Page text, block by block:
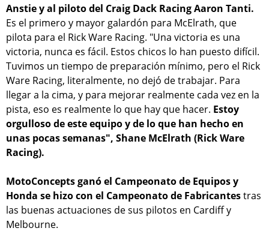
Anstie y al piloto del Craig Dack Racing Aaron Tanti.
Es el primero y mayor galardón para McElrath, que
pilota para el Rick Ware Racing. "Una victoria es una
victoria, nunca es fácil. Estos chicos lo han puesto difícil.
Tuvimos un tiempo de preparación mínimo, pero el Rick
Ware Racing, literalmente, no dejó de trabajar. Para
llegar a la cima, y para mejorar realmente cada vez en la
pista, eso es realmente lo que hay que hacer. Estoy
orgulloso de este equipo y de lo que han hecho en
unas pocas semanas", Shane McElrath (Rick Ware
Racing).
MotoConcepts ganó el Campeonato de Equipos y
Honda se hizo con el Campeonato de Fabricantestras
las buenas actuaciones de sus pilotos en Cardiff y
Melbourne.